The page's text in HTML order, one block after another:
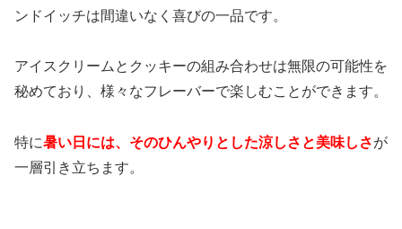
ンドイッチは間違いなく喜びの一品です。
アイスクリームとクッキーの組み合わせは無限の可能性を
秘めており、様々なフレーバーで楽しむことができます。
特に暑い日には、そのひんやりとした涼しさと美味しさが
一層引き立ちます。